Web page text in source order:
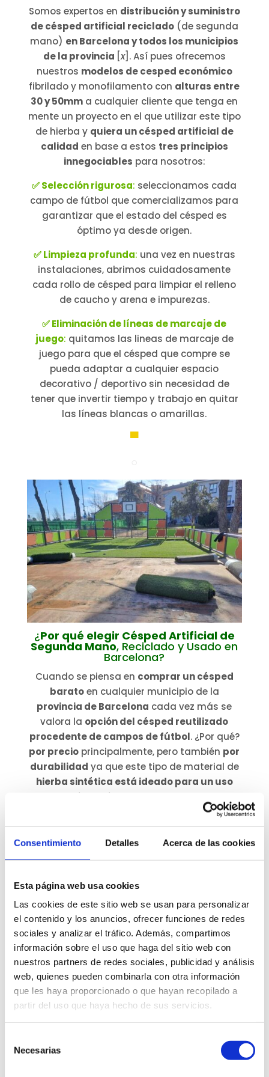
Consentimiento Detalles Acerca de las cookies
Esta página web usa cookies
Las cookies de este sitio web se usan para personalizar
el contenido y los anuncios, ofrecer funciones de redes
sociales y analizar el tráfico. Además, compartimos
información sobre el uso que haga del sitio web con
nuestros partners de redes sociales, publicidad y análisis
web, quienes pueden combinarla con otra información
que les haya proporcionado o que hayan recopilado a
partir del uso que haya hecho de sus servicios.
Necesarias
Somos expertos en distribución y suministro
de césped artificial reciclado(de segunda
mano) en Barcelona y todos los municipios
de la provincia [x]. Así pues ofrecemos
nuestros modelos de cesped económico
fibrilado y monofilamento con alturas entre
30 y 50mm a cualquier cliente que tenga en
mente un proyecto en el que utilizar este tipo
de hierba y quiera un césped artificial de
calidad en base a estos tres principios
innegociables para nosotros:
✅ Selección rigurosa: seleccionamos cada
campo de fútbol que comercializamos para
garantizar que el estado del césped es
óptimo ya desde origen.
✅ Limpieza profunda: una vez en nuestras
instalaciones, abrimos cuidadosamente
cada rollo de césped para limpiar el relleno
de caucho y arena e impurezas.
✅ Eliminación de líneas de marcaje de
juego: quitamos las lineas de marcaje de
juego para que el césped que compre se
pueda adaptar a cualquier espacio
decorativo / deportivo sin necesidad de
tener que invertir tiempo y trabajo en quitar
las líneas blancas o amarillas.
▀
¿Por qué elegir Césped Artificial de
Segunda Mano, Reciclado y Usado en
Barcelona?
Cuando se piensa en comprar un césped
baratoen cualquier municipio de la
provincia de Barcelona cada vez más se
valora la opción del césped reutilizado
procedente de campos de fútbol. ¿Por qué?
por precio principalmente, pero también por
durabilidad ya que este tipo de material de
hierba sintética está ideado para un uso
intensivo
el césped artificial de 2ª mano es
muy demandado
para jardines
, terrazas,
superficies de eventos
campo de futbol en casao una zona de
entrenamiento para mascotas· perros.
▀
○